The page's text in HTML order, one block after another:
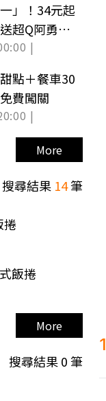
」！34元起
超Q阿勇周
|
點＋餐車30
費闖關
|
More
搜尋結果 14筆
捲
飯捲
More
搜尋結果0筆
1